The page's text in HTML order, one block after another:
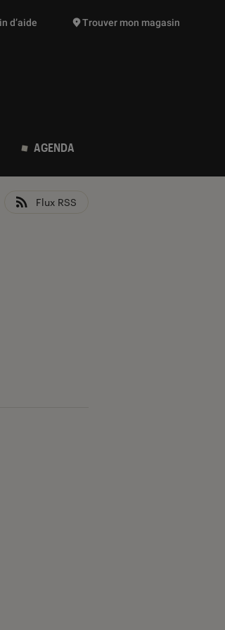
de produits vont vous être proposées
d’aide Trouver mon magasin
AGENDA
Flux RSS